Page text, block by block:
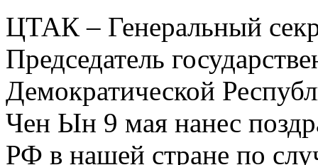
ЦТАК – Генеральный
Председатель
Демократической
Чен Ын 9 мая нанес
РФ в нашей стране по